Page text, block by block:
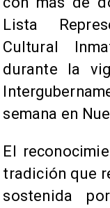
Lista
Cultural
durante la
semana en
El
tradición que
sostenida